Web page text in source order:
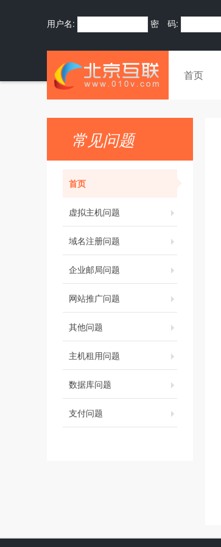
用户名: 密 码:
首页
常见问题
首页
虚拟主机问题
域名注册问题
企业邮局问题
网站推广问题
其他问题
主机租用问题
数据库问题
支付问题